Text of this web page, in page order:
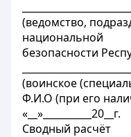
(ведомство,
национальной
безопасности
(воинское
Ф.И.О (при его
«__»__________20__г.
Сводный расчёт